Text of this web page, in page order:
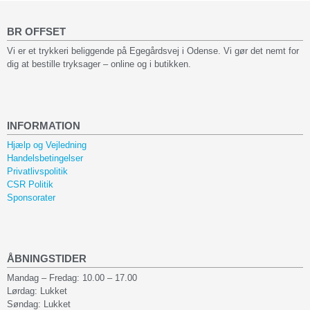
BR OFFSET
Vi er et trykkeri beliggende på Egegårdsvej i Odense. Vi gør det nemt for
dig at bestille tryksager – online og i butikken.
INFORMATION
Hjælp og Vejledning
Handelsbetingelser
Privatlivspolitik
CSR Politik
Sponsorater
ÅBNINGSTIDER
Mandag – Fredag: 10.00 – 17.00
Lørdag: Lukket
Søndag: Lukket